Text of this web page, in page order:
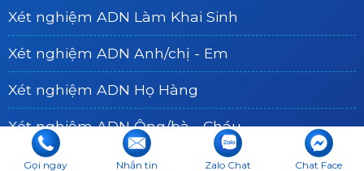
Xét nghiệm ADN Làm Khai Sinh
Xét nghiệm ADN Anh/chị - Em
Xét nghiệm ADN Họ Hàng
Xét nghiệm ADN Ông/bà - Cháu
Xét nghiệm ADN Thai Nhi
Gọi ngay Nhắn tin Zalo Chat Chat Face